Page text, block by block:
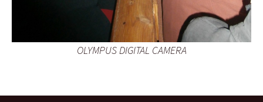
OLYMPUS DIGITAL CAMERA